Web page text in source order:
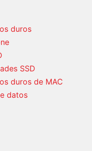
duros
SSD
duros de MAC
datos